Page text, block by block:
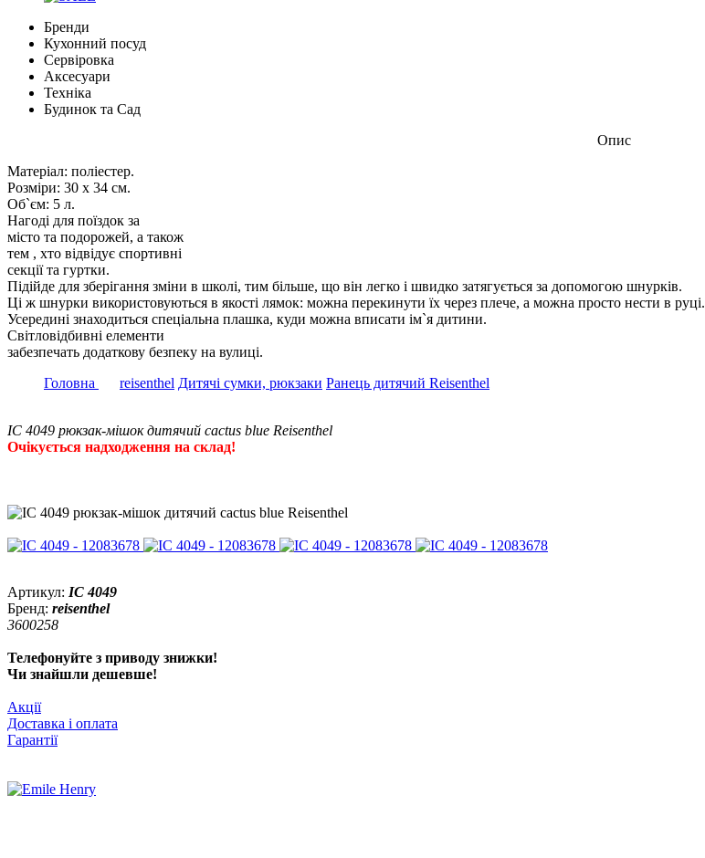
Бренди
Кухонний посуд
Сервіровка
Аксесуари
Техніка
Будинок та Сад
Опис
Матеріал: поліестер.
Розміри: 30 х 34 см.
Об`єм: 5 л.
Нагоді для поїздок за
місто та подорожей, а також
тем , хто відвідує спортивні
секції та гуртки.
Підійде для зберігання зміни в школі, тим більше, що він легко і швидко затягується за допомогою шнурків.
Ці ж шнурки використовуються в якості лямок: можна перекинути їх через плече, а можна просто нести в руці.
Усередині знаходиться спеціальна плашка, куди можна вписати ім`я дитини.
Світловідбивні елементи
забезпечать додаткову безпеку на вулиці.
Головна
reisenthel Дитячі сумки, рюкзаки Ранець дитячий Reisenthel
IC 4049 рюкзак-мішок дитячий cactus blue Reisenthel
Очікується надходження на склад!
Артикул: IC 4049
Бренд: reisenthel
3600258
Телефонуйте з приводу знижки!
Чи знайшли дешевше!
Акції
Доставка і оплата
Гарантії